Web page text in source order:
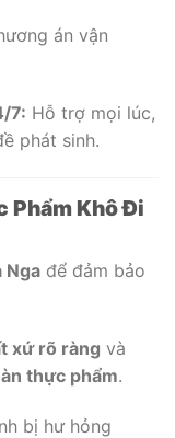
án vận
7: Hỗ trợ mọi lúc,
phát sinh.
Phẩm Khô Đi
Ngađể đảm bảo
xứ rõ ràng và
thực phẩm.
bị hư hỏng